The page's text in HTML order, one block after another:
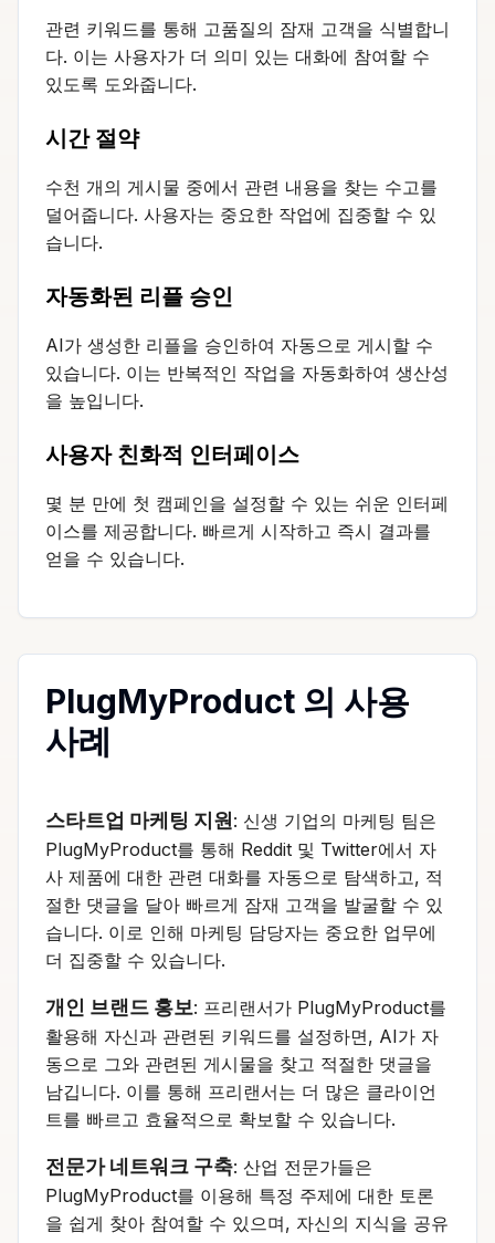
관련 키워드를 통해 고품질의 잠재 고객을 식별합니
다. 이는 사용자가 더 의미 있는 대화에 참여할 수
있도록 도와줍니다.
시간 절약
수천 개의 게시물 중에서 관련 내용을 찾는 수고를
덜어줍니다. 사용자는 중요한 작업에 집중할 수 있
습니다.
자동화된 리플 승인
AI가 생성한 리플을 승인하여 자동으로 게시할 수
있습니다. 이는 반복적인 작업을 자동화하여 생산성
을 높입니다.
사용자 친화적 인터페이스
몇 분 만에 첫 캠페인을 설정할 수 있는 쉬운 인터페
이스를 제공합니다. 빠르게 시작하고 즉시 결과를
얻을 수 있습니다.
PlugMyProduct 의 사용
사례
스타트업 마케팅 지원 : 신생 기업의 마케팅 팀은
PlugMyProduct를 통해 Reddit 및 Twitter에서 자
사 제품에 대한 관련 대화를 자동으로 탐색하고, 적
절한 댓글을 달아 빠르게 잠재 고객을 발굴할 수 있
습니다. 이로 인해 마케팅 담당자는 중요한 업무에
더 집중할 수 있습니다.
개인 브랜드 홍보: 프리랜서가 PlugMyProduct를
활용해 자신과 관련된 키워드를 설정하면, AI가 자
동으로 그와 관련된 게시물을 찾고 적절한 댓글을
남깁니다. 이를 통해 프리랜서는 더 많은 클라이언
트를 빠르고 효율적으로 확보할 수 있습니다.
전문가 네트워크 구축: 산업 전문가들은
PlugMyProduct를 이용해 특정 주제에 대한 토론
을 쉽게 찾아 참여할 수 있으며, 자신의 지식을 공유